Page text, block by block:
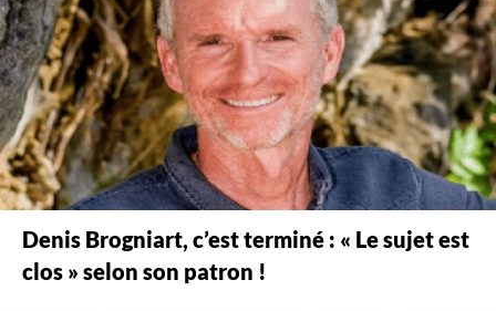
Denis Brogniart, c’est terminé : « Le sujet est
clos » selon son patron !